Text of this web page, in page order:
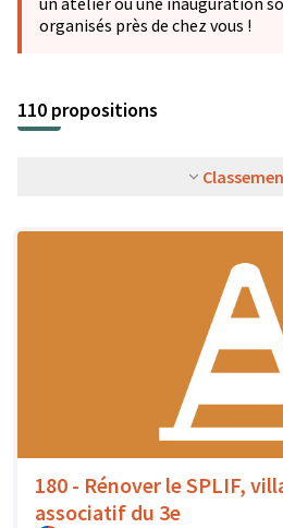
organisés près de chez vous !
110 propositions
180 - Rénover le SPLIF,
associatif du 3e